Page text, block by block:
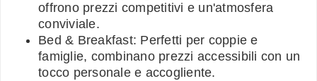
offrono prezzi competitivi e un'atmosfera
conviviale.
Bed & Breakfast: Perfetti per coppie e
famiglie, combinano prezzi accessibili con un
tocco personale e accogliente.